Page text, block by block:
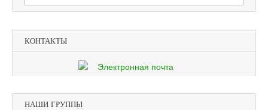
КОНТАКТЫ
НАШИ ГРУППЫ